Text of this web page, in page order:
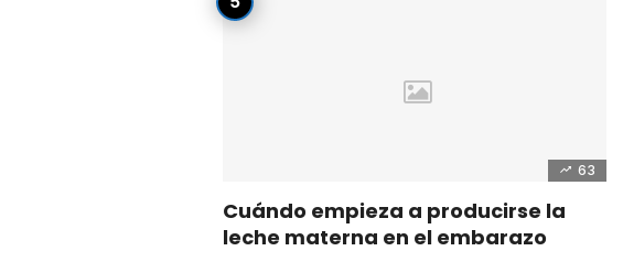
63
Cuándo empieza a producirse la
leche materna en el embarazo